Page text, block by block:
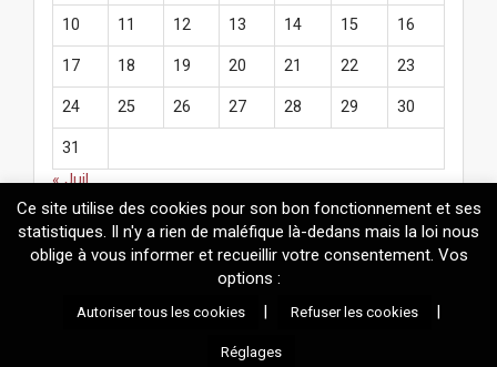
10 11 12 13 14 15 16
17 18 19 20 21 22 23
24 25 26 27 28 29 30
31
« Juil
Réalisation technique : Mickaël Adamadorassy |
Propulsé par
et un thème maison basé sur
Ce site utilise des cookies pour son bon fonctionnement et ses
statistiques. Il n'y a rien de maléfique là-dedans mais la loi nous
oblige à vous informer et recueillir votre consentement. Vos
options :
Autoriser tous les cookies | Refuser les cookies |
Réglages